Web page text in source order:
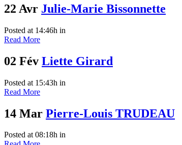
22 Avr Julie-Marie Bissonnette
Posted at 14:46h in
Read More
02 Fév Liette Girard
Posted at 15:43h in
Read More
14 Mar Pierre-Louis TRUDEAU
Posted at 08:18h in